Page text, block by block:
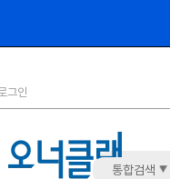
그인
통합검색